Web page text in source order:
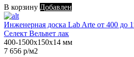
В корзину Добавлен
Инженерная доска Lab Arte от 400 до
Селект Вельвет лак
400-1500х150х14 мм
7 656 р/м2